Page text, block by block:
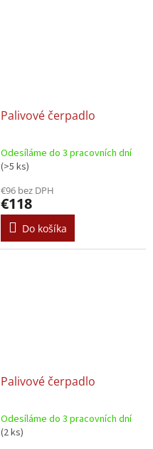
Palivové čerpadlo
Odesíláme do 3 pracovních dní
(>5 ks)
€96 bez DPH
€118
Do košíka
Palivové čerpadlo
Odesíláme do 3 pracovních dní
(2 ks)